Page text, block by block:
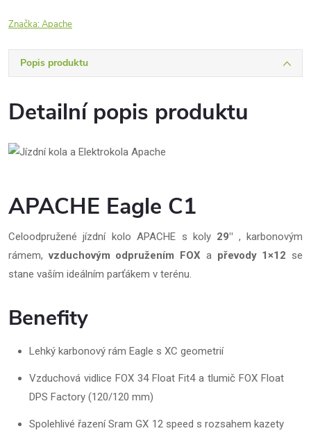
Značka:Apache
Popis produktu
Detailní popis produktu
APACHE Eagle C1
Celoodpružené jízdní kolo APACHE s koly 29" , karbonovým
rámem,vzduchovým odpružením FOX a převody 1×12 se
stane vaším ideálním parťákem v terénu.
Benefity
Lehký karbonový rám Eagle s XC geometrií
Vzduchová vidlice FOX 34 Float Fit4 a tlumič FOX Float
DPS Factory (120/120 mm)
Spolehlivé řazení Sram GX 12 speed s rozsahem kazety